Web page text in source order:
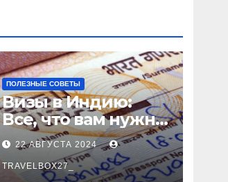
ПОЛЕЗНЫЕ СОВЕТЫ
Визы в Индию:
Все, что вам нужно
знать
22 АВГУСТА 2024
TRAVELBOX27_